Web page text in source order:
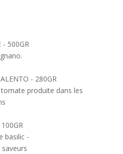
- 500GR
- 280GR
produite dans les
basilic -
saveurs